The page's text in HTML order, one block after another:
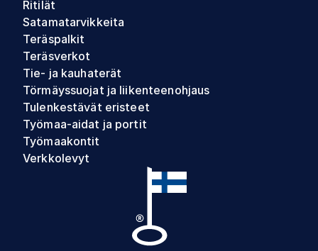
Ritilät
Satamatarvikkeita
Teräspalkit
Teräsverkot
Tie- ja kauhaterät
Törmäyssuojat ja liikenteenohjaus
Tulenkestävät eristeet
Työmaa-aidat ja portit
Työmaakontit
Verkkolevyt